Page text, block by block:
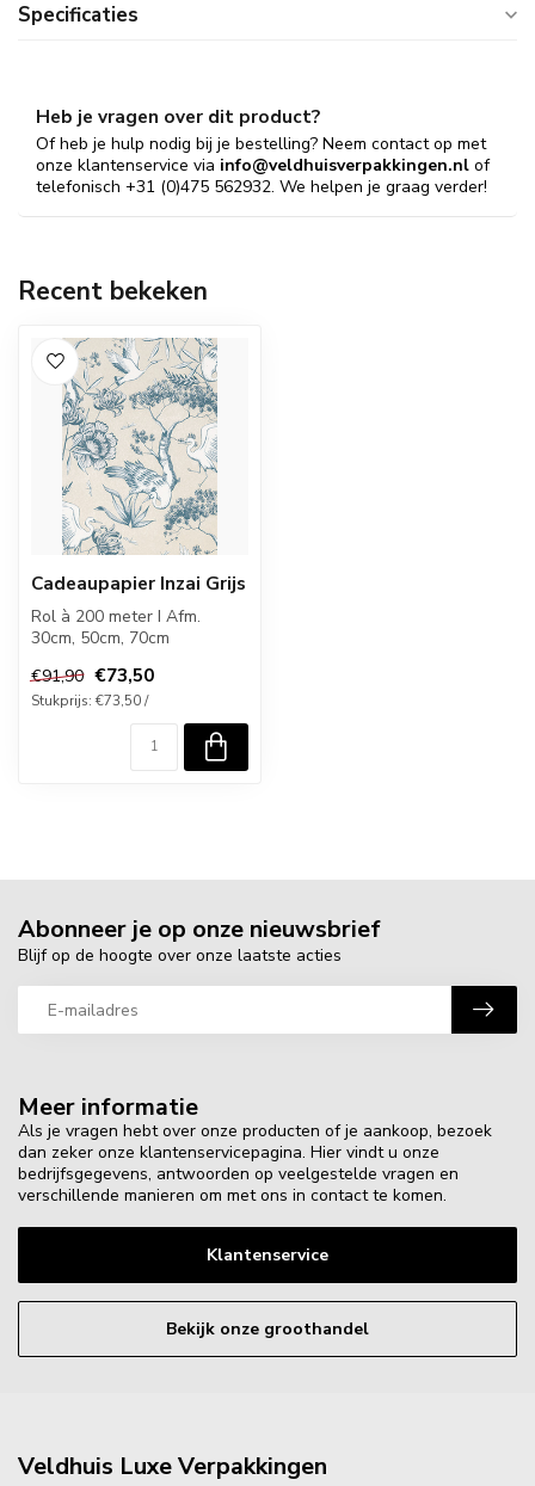
Specificaties
Heb je vragen over dit product?
Of heb je hulp nodig bij je bestelling? Neem contact op met
onze klantenservice via info@veldhuisverpakkingen.nl of
telefonisch +31 (0)475 562932. We helpen je graag verder!
Recent bekeken
Cadeaupapier Inzai Grijs
Rol à 200 meter I Afm.
30cm, 50cm, 70cm
€91,90 €73,50
Stukprijs: €73,50 /
Meer informatie
Als je vragen hebt over onze producten of je aankoop, bezoek
dan zeker onze klantenservicepagina. Hier vindt u onze
bedrijfsgegevens, antwoorden op veelgestelde vragen en
verschillende manieren om met ons in contact te komen.
Klantenservice
Bekijk onze groothandel
Abonneer je op onze nieuwsbrief
Blijf op de hoogte over onze laatste acties
Veldhuis Luxe Verpakkingen